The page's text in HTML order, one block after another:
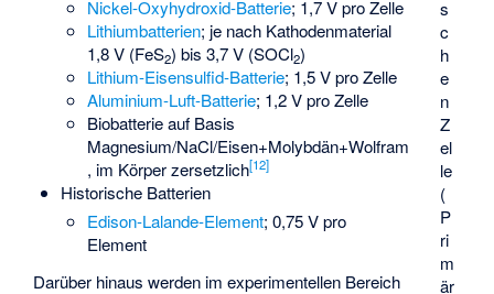
s
c
h
e
n
Z
el
le
(
P
ri
m
är
Nickel-Oxyhydroxid-Batterie; 1,7 V pro Zelle
Lithiumbatterien; je nach Kathodenmaterial
1,8 V (FeS2) bis 3,7 V (SOCl2)
Lithium-Eisensulfid-Batterie; 1,5 V pro Zelle
Aluminium-Luft-Batterie; 1,2 V pro Zelle
Biobatterieauf Basis
Magnesium/NaCl/Eisen+Molybdän+Wolfram
, im Körper zersetzlich[12]
Historische Batterien
Edison-Lalande-Element; 0,75 V pro
Element
Darüber hinaus werden im experimentellen Bereich